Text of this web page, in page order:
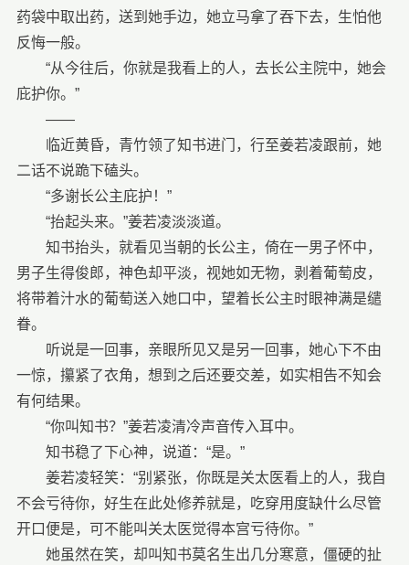
药袋中取出药，送到她手边，她立马拿了吞下去，生怕他
反悔一般。
“从今往后，你就是我看上的人，去长公主院中，她会
庇护你。”
——
临近黄昏，青竹领了知书进门，行至姜若凌跟前，她
二话不说跪下磕头。
“多谢长公主庇护！”
“抬起头来。”姜若凌淡淡道。
知书抬头，就看见当朝的长公主，倚在一男子怀中，
男子生得俊郎，神色却平淡，视她如无物，剥着葡萄皮，
将带着汁水的葡萄送入她口中，望着长公主时眼神满是缱
眷。
听说是一回事，亲眼所见又是另一回事，她心下不由
一惊，攥紧了衣角，想到之后还要交差，如实相告不知会
有何结果。
“你叫知书？”姜若凌清冷声音传入耳中。
知书稳了下心神，说道：“是。”
姜若凌轻笑：“别紧张，你既是关太医看上的人，我自
不会亏待你，好生在此处修养就是，吃穿用度缺什么尽管
开口便是，可不能叫关太医觉得本宫亏待你。”
她虽然在笑，却叫知书莫名生出几分寒意，僵硬的扯